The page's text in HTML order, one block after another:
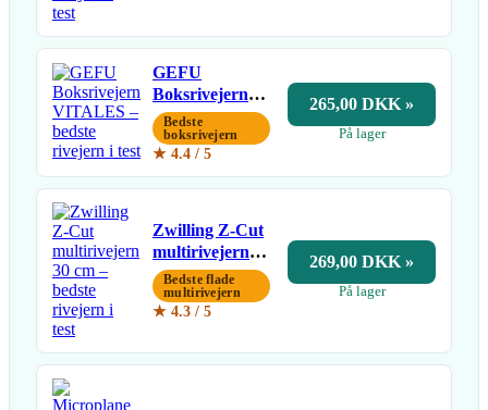
GEFU
Boksrivejern
VITALES
Bedste
boksrivejern
★ 4.4 / 5
265,00 DKK »
På lager
Zwilling Z-Cut
multirivejern
30 cm
Bedste flade
multirivejern
★ 4.3 / 5
269,00 DKK »
På lager